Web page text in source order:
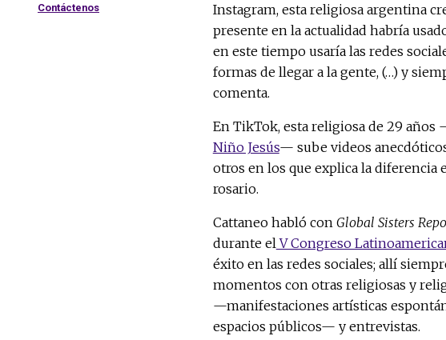
Contáctenos
Instagram, esta religiosa argentina
presente en la actualidad habría
en este tiempo usaría las redes
formas de llegar a la gente, (…) y
comenta.
En TikTok, esta religiosa de 29 años
Niño Jesús— sube videos
otros en los que explica la diferencia
rosario.
Cattaneo habló con Global Sisters
durante elV Congreso
éxito en las redes sociales; allí
momentos con otras religiosas y
—manifestaciones artísticas
espacios públicos— y entrevistas.